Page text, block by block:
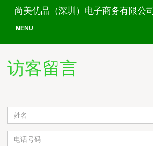
尚美优品（深圳）电子商务有限公司
MENU
访客留言